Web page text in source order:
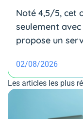
Noté 4,5/5, cet
seulement
propose un
02/08/2026
Les articles les plus